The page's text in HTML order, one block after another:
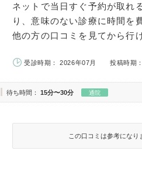
ネットで当日すぐ予約が取れ
り、意味のない診療に時間を
他の方の口コミを見てから行
受診時期： 2026年07月 投稿時期
待ち時間： 15分〜30分 通院
この口コミは参考になり